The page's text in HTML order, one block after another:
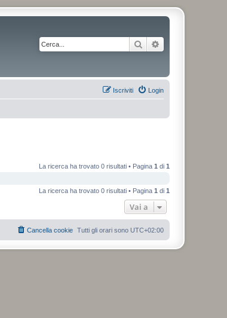
Cerca
Login
Iscriviti
La ricerca ha trovato 0 risultati • Pagina 1 di 1
La ricerca ha trovato 0 risultati • Pagina 1 di 1
Vai a
Tutti gli orari sono UTC+02:00
Cancella cookie